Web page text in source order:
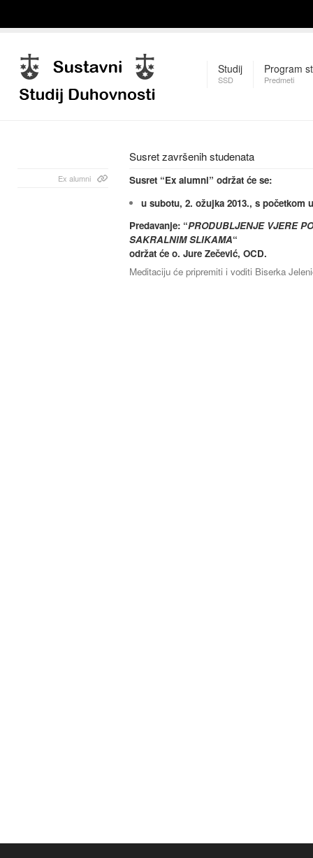
Studij
SSD
Program
Predmeti
Susret završenih studenata
Ex alumni Susret “Ex alumni” održat će se:
u subotu, 2. ožujka 2013., s početkom
Predavanje: “PRODUBLJENJE VJERE
SAKRALNIM SLIKAMA“
održat će o. Jure Zečević, OCD.
Meditaciju će pripremiti i voditi Biserka